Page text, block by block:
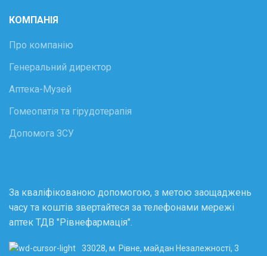
КОМПАНІЯ
Про компанію
Генеральний директор
Аптека-Музей
Гомеопатія та гірудотерапія
Допомога ЗСУ
За кваліфікованою допомогою, з метою заощаджень
часу та коштів звертайтеся за телефонами мережі
аптек ТДВ "Рівнефармація".
33028, м. Рівне, майдан Незалежності, 3